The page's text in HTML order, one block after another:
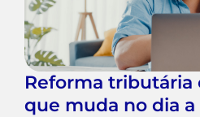
Reforma tributária
que muda no dia a